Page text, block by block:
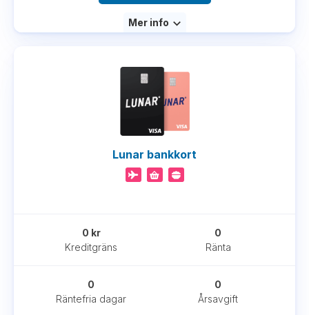
Mer info
Lunar bankkort
Kreditgräns
0 kr
Ränta
0
Räntefria dagar
0
Årsavgift
0